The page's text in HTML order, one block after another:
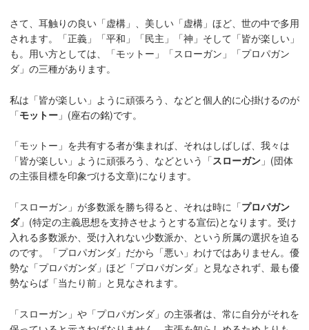
さて、耳触りの良い「虚構」、美しい「虚構」ほど、世の中で多用
されます。「正義」「平和」「民主」「神」そして「皆が楽しい」
も。用い方としては、「モットー」「スローガン」「プロパガン
ダ」の三種があります。
私は「皆が楽しい」ように頑張ろう、などと個人的に心掛けるのが
「モットー 」(座右の銘)です。
「モットー」を共有する者が集まれば、それはしばしば、我々は
「皆が楽しい」ように頑張ろう、などという「スローガン 」(団体
の主張目標を印象づける文章)になります。
「スローガン」が多数派を勝ち得ると、それは時に「プロパガン
ダ」(特定の主義思想を支持させようとする宣伝)となります。受け
入れる多数派か、受け入れない少数派か、という所属の選択を迫る
のです。「プロパガンダ」だから「悪い」わけではありません。優
勢な「プロパガンダ」ほど「プロパガンダ」と見なされず、最も優
勢ならば「当たり前」と見なされます。
「スローガン」や「プロパガンダ」の主張者は、常に自分がそれを